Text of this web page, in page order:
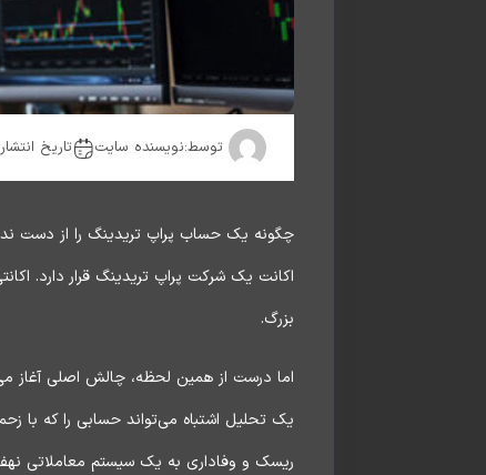
توسط:نویسنده سایت تاریخ انتشار: 2025-08-
چگونه یک حساب پراپ تریدینگ را از دست
اکانت یک شرکت پراپ تریدینگ قرار دارد.
بزرگ.
اما درست از همین لحظه، چالش اصلی آغاز
یک تحلیل اشتباه می‌تواند حسابی را که با
ریسک و وفاداری به یک سیستم معاملاتی